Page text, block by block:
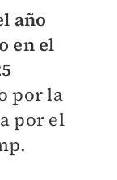
año
en el
por la
por el